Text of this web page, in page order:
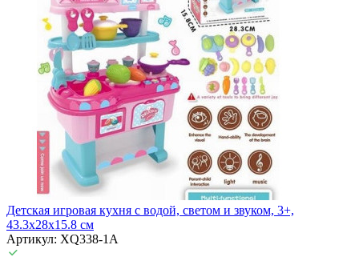
Детская игровая кухня с водой, светом и звуком, 3+,
43.3х28х15.8 см
Артикул: XQ338-1A